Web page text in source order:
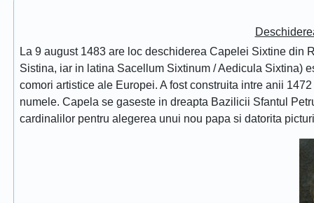
La 9 august 1483 are loc deschiderea Capelei Sixtine
Sistina, iar in latina Sacellum Sixtinum / Aedicula Sixtina)
comori artistice ale Europei. A fost construita intre anii
numele. Capela se gaseste in dreapta Bazilicii Sfantul
cardinalilor pentru alegerea unui nou papa si datorita